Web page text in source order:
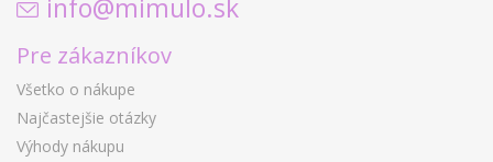
info@mimulo.sk
Pre zákazníkov
Všetko o nákupe
Najčastejšie otázky
Výhody nákupu